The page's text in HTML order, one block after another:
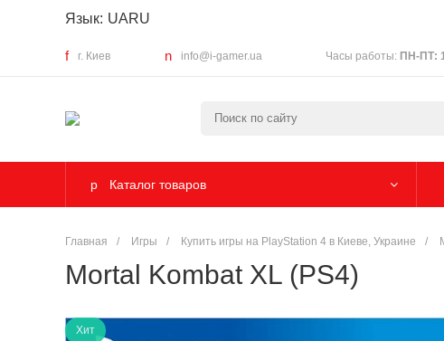
Язык: UARU
г. Киев info@i-gamer.ua Часы работы: ПН-ПТ:
Каталог товаров
Главная / Игры / Купить игры на PlayStation 4 в Киеве, Украине /
Mortal Kombat XL (PS4)
Хит